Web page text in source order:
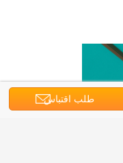
طلب اقتباس